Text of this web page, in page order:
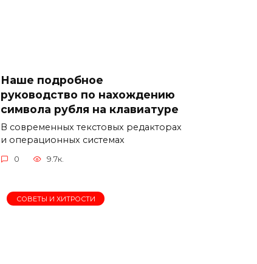
Наше подробное
руководство по нахождению
символа рубля на клавиатуре
В современных текстовых редакторах
и операционных системах
0 9.7к.
СОВЕТЫ И ХИТРОСТИ